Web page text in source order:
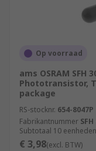
Op voorraad
ams OSRAM SFH
Phototransistor,
package
RS-stocknr. 654-8047P
Fabrikantnummer
Subtotaal 10
€ 3,98(excl. BTW)